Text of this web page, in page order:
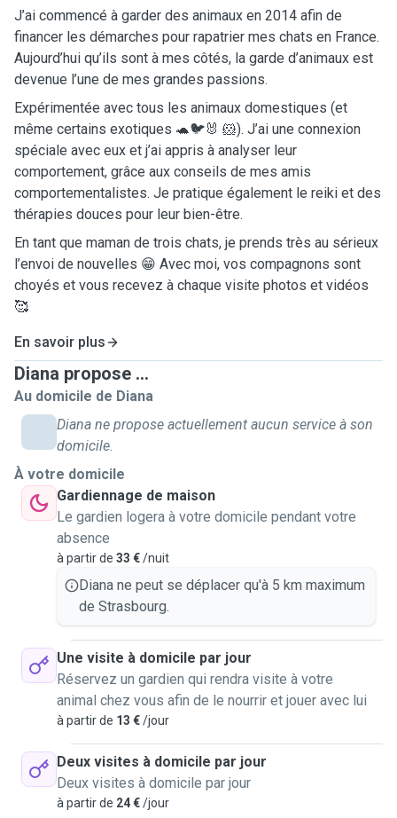
J’ai commencé à garder des animaux en 2014 afin de
financer les démarches pour rapatrier mes chats en France.
Aujourd’hui qu’ils sont à mes côtés, la garde d’animaux est
devenue l’une de mes grandes passions.
Expérimentée avec tous les animaux domestiques (et
même certains exotiques 🐢🐦🐰 🐹). J’ai une connexion
spéciale avec eux et j’ai appris à analyser leur
comportement, grâce aux conseils de mes amis
comportementalistes. Je pratique également le reiki et des
thérapies douces pour leur bien-être.
En tant que maman de trois chats, je prends très au sérieux
l’envoi de nouvelles 😁 Avec moi, vos compagnons sont
choyés et vous recevez à chaque visite photos et vidéos
🥰
En savoir plus
Diana propose ...
Au domicile de Diana
Diana ne propose actuellement aucun service à son
domicile.
À votre domicile
Gardiennage de maison
Le gardien logera à votre domicile pendant votre
absence
à partir de 33 €/nuit
Diana ne peut se déplacer qu'à 5 km maximum
de Strasbourg.
Une visite à domicile par jour
Réservez un gardien qui rendra visite à votre
animal chez vous afin de le nourrir et jouer avec lui
à partir de 13 €/jour
Deux visites à domicile par jour
Deux visites à domicile par jour
à partir de 24 €/jour